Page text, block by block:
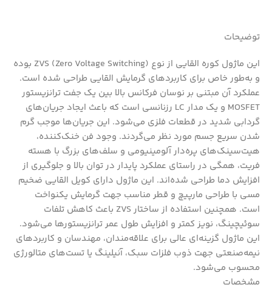
توضیحات
این ماژول کوره القایی از نوع ZVS (Zero Voltage Switching) بوده
و به‌طور خاص برای کاربردهای گرمایش القایی طراحی شده است.
عملکرد آن مبتنی بر نوسان فرکانس بالا بین یک جفت ترانزیستور
MOSFET و یک مدار LC رزنانسی است که باعث ایجاد جریان‌های
گردابی شدید در قطعات فلزی می‌شود. این جریان‌ها موجب گرم
شدن سریع جسم مورد نظر می‌گردند. وجود فن خنک‌کننده،
هیت‌سینک‌های پره‌دار آلومینیومی و سلف‌های بزرگ با هسته
فریت، همگی در راستای عملکرد پایدار در توان بالا و جلوگیری از
افزایش دما طراحی شده‌اند. این ماژول دارای کویل القایی ضخیم
مسی با طراحی مارپیچ و قطر مناسب جهت گرمایش یکنواخت
است. همچنین استفاده از ساختار ZVS باعث کاهش تلفات
سوئیچینگ، نویز کمتر و افزایش طول عمر ترانزیستورها می‌شود.
این ماژول گزینه‌ای عالی برای علاقه‌مندان، مهندسان و کاربردهای
نیمه‌صنعتی جهت ذوب فلزات سبک، آنیلینگ یا تست‌های متالورژی
محسوب می‌شود.
مشخصات